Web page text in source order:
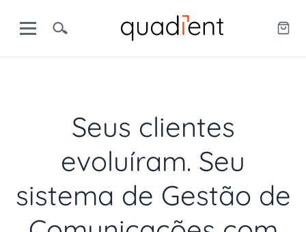
Seus clientes
evoluíram. Seu
sistema de Gestão de